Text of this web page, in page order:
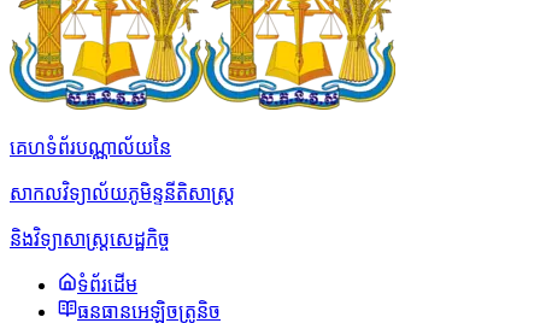
គេហទំព័របណ្ណាល័យនៃ
សាកលវិទ្យាល័យភូមិន្ទនីតិសាស្ត្រ
និងវិទ្យាសាស្ត្រសេដ្ឋកិច្ច
ទំព័រដើម
ធនធានអេឡិចត្រូនិច